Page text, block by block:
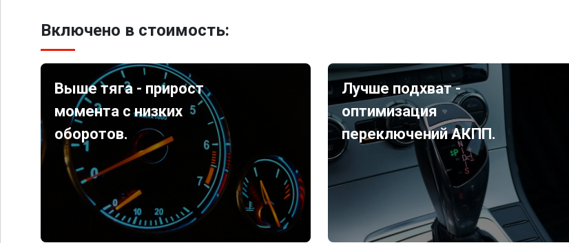
Включено в стоимость:
Выше тяга - прирост
момента с низких
оборотов.
Лучше подхват -
оптимизация
переключений АКПП.